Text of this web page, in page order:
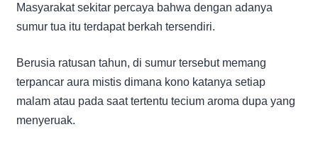
Masyarakat sekitar percaya bahwa dengan adanya
sumur tua itu terdapat berkah tersendiri.
Berusia ratusan tahun, di sumur tersebut memang
terpancar aura mistis dimana kono katanya setiap
malam atau pada saat tertentu tecium aroma dupa yang
menyeruak.